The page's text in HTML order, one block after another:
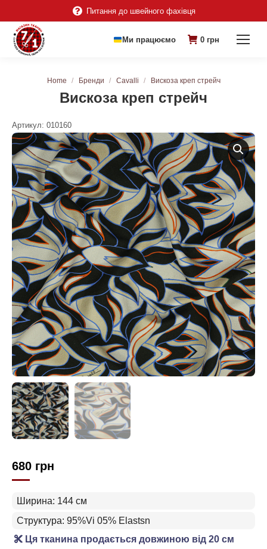
Питання до швейного фахівця
Ми працюємо 0 грн
Вискоза креп стрейч
You are here:
Home Бренди Cavalli Вискоза креп стрейч
Артикул: 010160
680 грн
Ширина: 144 см
Структура: 95%Vi 05% Elastsn
Ця тканина продається довжиною від 20 см